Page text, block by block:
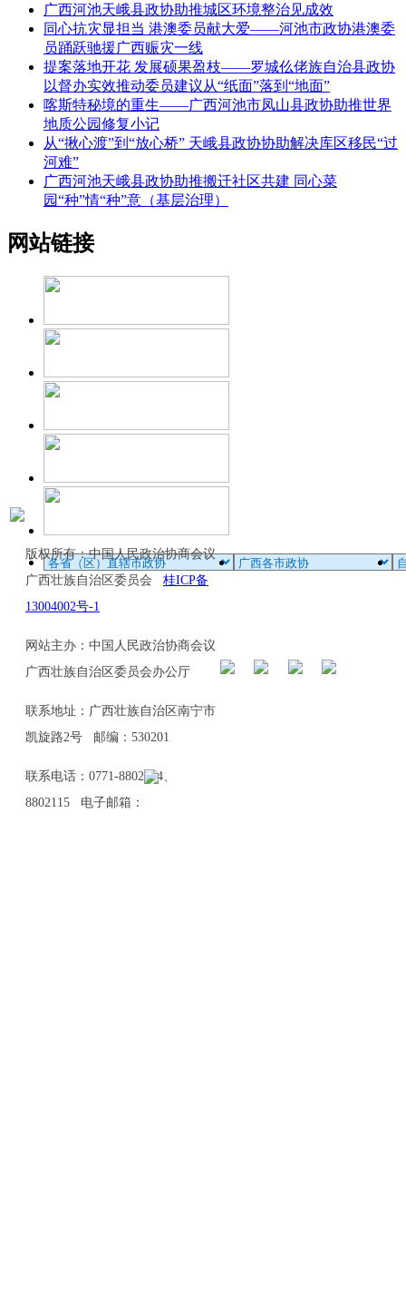
广西河池天峨县政协助推城区环境整治见成效
同心抗灾显担当 港澳委员献大爱——河池市政协港澳委
员踊跃驰援广西赈灾一线
提案落地开花 发展硕果盈枝——罗城仫佬族自治县政协
以督办实效推动委员建议从“纸面”落到“地面”
喀斯特秘境的重生——广西河池市凤山县政协助推世界
地质公园修复小记
从“揪心渡”到“放心桥” 天峨县政协协助解决库区移民“过
河难”
广西河池天峨县政协助推搬迁社区共建 同心菜
园“种”情“种”意（基层治理）
网站链接
版权所有：中国人民政治协商会议
广西壮族自治区委员会 桂ICP备
13004002号-1
网站主办：中国人民政治协商会议
广西壮族自治区委员会办公厅
联系地址：广西壮族自治区南宁市
凯旋路2号 邮编：530201
联系电话：0771-8802114、
8802115 电子邮箱：